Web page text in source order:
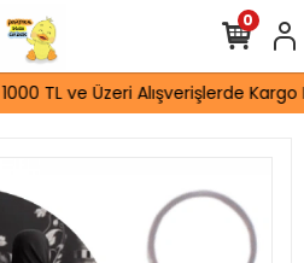
1000 TL ve Üzeri Alışverişlerde Kargo
0